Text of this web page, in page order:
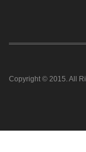
Copyright © 2015. All